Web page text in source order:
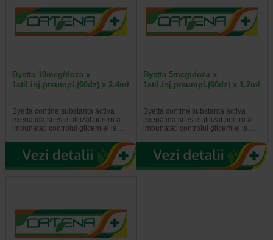
Byetta 10mcg/doza x
1stil.inj.preumpl.(60dz) x 2.4ml
Byetta contine substanta activa
exenatida si este utilizat pentru a
imbunatati controlul glicemiei la…
Byetta 5mcg/doza x
1stil.inj.preumpl.(60dz) x 1.2ml
Byetta contine substanta activa
exenatida si este utilizat pentru a
imbunatati controlul glicemiei la…